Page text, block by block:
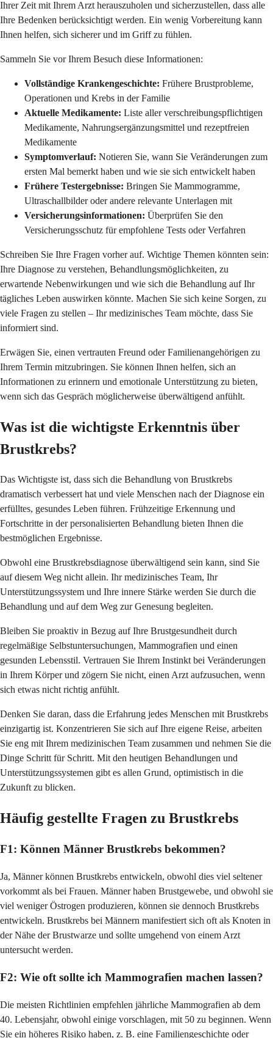
Ihrer Zeit mit Ihrem Arzt herauszuholen und sicherzustellen, dass alle
Ihre Bedenken berücksichtigt werden. Ein wenig Vorbereitung kann
Ihnen helfen, sich sicherer und im Griff zu fühlen.
Sammeln Sie vor Ihrem Besuch diese Informationen:
Vollständige Krankengeschichte: Frühere Brustprobleme,
Operationen und Krebs in der Familie
Aktuelle Medikamente: Liste aller verschreibungspflichtigen
Medikamente, Nahrungsergänzungsmittel und rezeptfreien
Medikamente
Symptomverlauf: Notieren Sie, wann Sie Veränderungen zum
ersten Mal bemerkt haben und wie sie sich entwickelt haben
Frühere Testergebnisse: Bringen Sie Mammogramme,
Ultraschallbilder oder andere relevante Unterlagen mit
Versicherungsinformationen: Überprüfen Sie den
Versicherungsschutz für empfohlene Tests oder Verfahren
Schreiben Sie Ihre Fragen vorher auf. Wichtige Themen könnten sein:
Ihre Diagnose zu verstehen, Behandlungsmöglichkeiten, zu
erwartende Nebenwirkungen und wie sich die Behandlung auf Ihr
tägliches Leben auswirken könnte. Machen Sie sich keine Sorgen, zu
viele Fragen zu stellen – Ihr medizinisches Team möchte, dass Sie
informiert sind.
Erwägen Sie, einen vertrauten Freund oder Familienangehörigen zu
Ihrem Termin mitzubringen. Sie können Ihnen helfen, sich an
Informationen zu erinnern und emotionale Unterstützung zu bieten,
wenn sich das Gespräch möglicherweise überwältigend anfühlt.
Was ist die wichtigste Erkenntnis über
Brustkrebs?
Das Wichtigste ist, dass sich die Behandlung von Brustkrebs
dramatisch verbessert hat und viele Menschen nach der Diagnose ein
erfülltes, gesundes Leben führen. Frühzeitige Erkennung und
Fortschritte in der personalisierten Behandlung bieten Ihnen die
bestmöglichen Ergebnisse.
Obwohl eine Brustkrebsdiagnose überwältigend sein kann, sind Sie
auf diesem Weg nicht allein. Ihr medizinisches Team, Ihr
Unterstützungssystem und Ihre innere Stärke werden Sie durch die
Behandlung und auf dem Weg zur Genesung begleiten.
Bleiben Sie proaktiv in Bezug auf Ihre Brustgesundheit durch
regelmäßige Selbstuntersuchungen, Mammografien und einen
gesunden Lebensstil. Vertrauen Sie Ihrem Instinkt bei Veränderungen
in Ihrem Körper und zögern Sie nicht, einen Arzt aufzusuchen, wenn
sich etwas nicht richtig anfühlt.
Denken Sie daran, dass die Erfahrung jedes Menschen mit Brustkrebs
einzigartig ist. Konzentrieren Sie sich auf Ihre eigene Reise, arbeiten
Sie eng mit Ihrem medizinischen Team zusammen und nehmen Sie die
Dinge Schritt für Schritt. Mit den heutigen Behandlungen und
Unterstützungssystemen gibt es allen Grund, optimistisch in die
Zukunft zu blicken.
Häufig gestellte Fragen zu Brustkrebs
F1: Können Männer Brustkrebs bekommen?
Ja, Männer können Brustkrebs entwickeln, obwohl dies viel seltener
vorkommt als bei Frauen. Männer haben Brustgewebe, und obwohl sie
viel weniger Östrogen produzieren, können sie dennoch Brustkrebs
entwickeln. Brustkrebs bei Männern manifestiert sich oft als Knoten in
der Nähe der Brustwarze und sollte umgehend von einem Arzt
untersucht werden.
F2: Wie oft sollte ich Mammografien machen lassen?
Die meisten Richtlinien empfehlen jährliche Mammografien ab dem
40. Lebensjahr, obwohl einige vorschlagen, mit 50 zu beginnen. Wenn
Sie ein höheres Risiko haben, z. B. eine Familiengeschichte oder